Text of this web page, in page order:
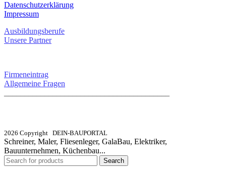
Datenschutzerklärung
Impressum
Ausbildungsberufe
Unsere Partner
Firmeneintrag
Allgemeine Fragen
2026 Copyright DEIN-BAUPORTAL
Schreiner, Maler, Fliesenleger, GalaBau, Elektriker,
Bauunternehmen, Küchenbau...
Search